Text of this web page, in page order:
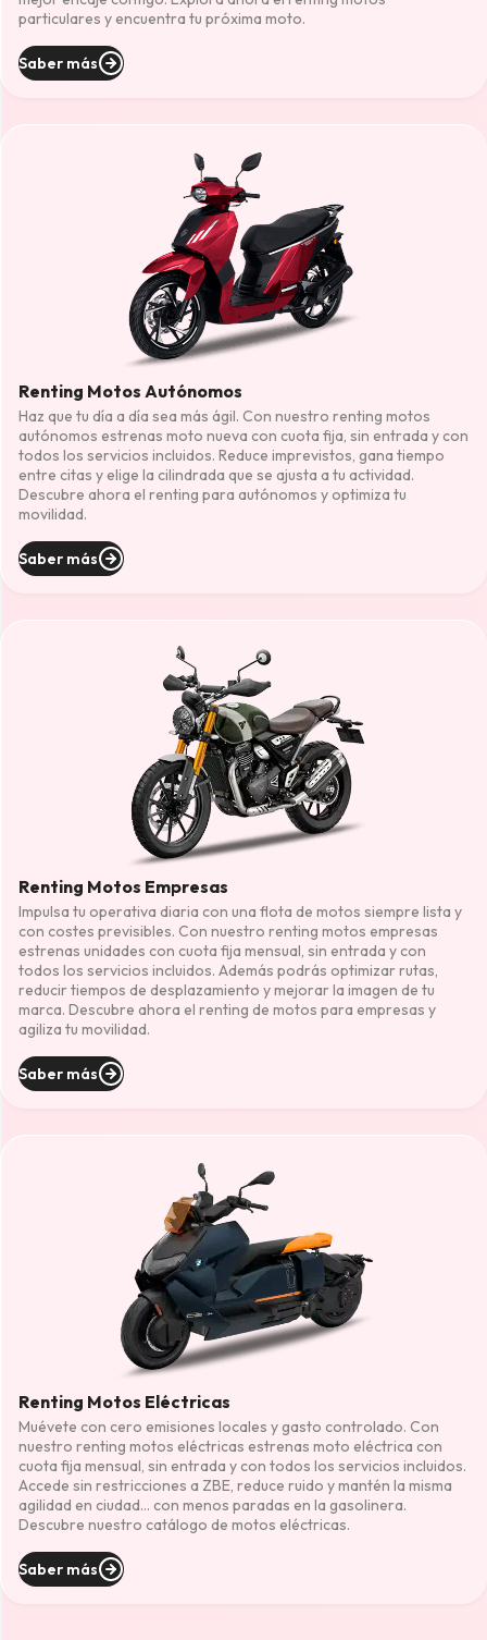
particulares y encuentra tu próxima moto.
Saber más
Renting Motos Autónomos
Haz que tu día a día sea más ágil. Con nuestro renting motos
autónomos estrenas moto nueva con cuota fija, sin entrada y con
todos los servicios incluidos. Reduce imprevistos, gana tiempo
entre citas y elige la cilindrada que se ajusta a tu actividad.
Descubre ahora el renting para autónomos y optimiza tu
movilidad.
Saber más
Renting Motos Empresas
Impulsa tu operativa diaria con una flota de motos siempre lista y
con costes previsibles. Con nuestro renting motos empresas
estrenas unidades con cuota fija mensual, sin entrada y con
todos los servicios incluidos. Además podrás optimizar rutas,
reducir tiempos de desplazamiento y mejorar la imagen de tu
marca. Descubre ahora el renting de motos para empresas y
agiliza tu movilidad.
Saber más
Renting Motos Eléctricas
Muévete con cero emisiones locales y gasto controlado. Con
nuestro renting motos eléctricas estrenas moto eléctrica con
cuota fija mensual, sin entrada y con todos los servicios incluidos.
Accede sin restricciones a ZBE, reduce ruido y mantén la misma
agilidad en ciudad… con menos paradas en la gasolinera.
Descubre nuestro catálogo de motos eléctricas.
Saber más